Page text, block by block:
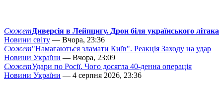
СюжетДиверсія в Лейпцигу. Дрон біля українського літака
Новини світу — Вчора, 23:36
Сюжет"Намагаються зламати Київ". Реакція Заходу на удар
Новини України — Вчора, 23:09
СюжетУдари по Росії. Чого досягла 40-денна операція
Новини України — 4 серпня 2026, 23:36